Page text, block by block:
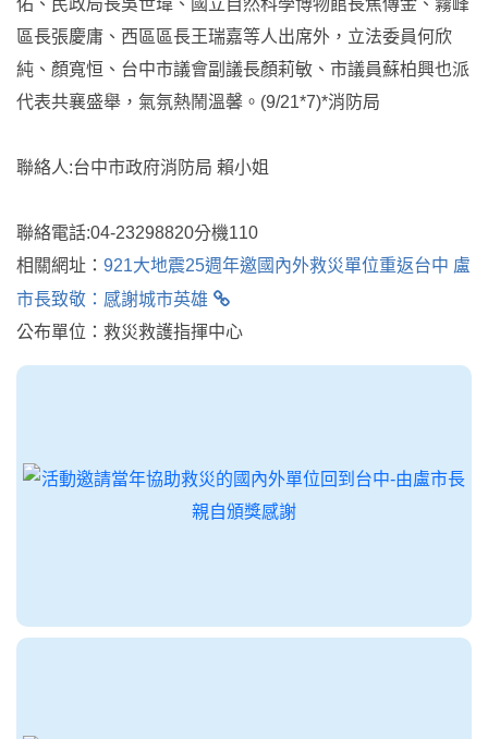
佑、民政局長吳世瑋、國立自然科學博物館長焦傳金、霧峰
區長張慶庸、西區區長王瑞嘉等人出席外，立法委員何欣
純、顏寬恒、台中市議會副議長顏莉敏、市議員蘇柏興也派
代表共襄盛舉，氣氛熱鬧溫馨。(9/21*7)*消防局
聯絡人:台中市政府消防局 賴小姐
聯絡電話:04-23298820分機110
相關網址： 921大地震25週年邀國內外救災單位重返台中 盧
市長致敬：感謝城市英雄
公布單位：救災救護指揮中心